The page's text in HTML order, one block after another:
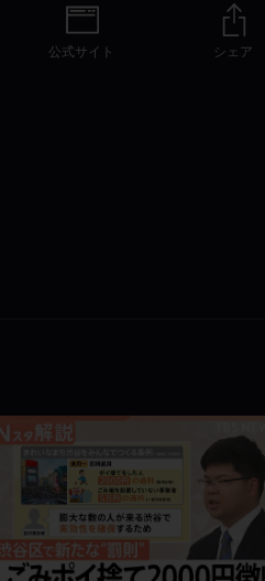
公式サイト シェア
TBS NEWS DIG Powered by JNN
渋谷区 ごみのポイ捨て2000円徴収【Nスタ】